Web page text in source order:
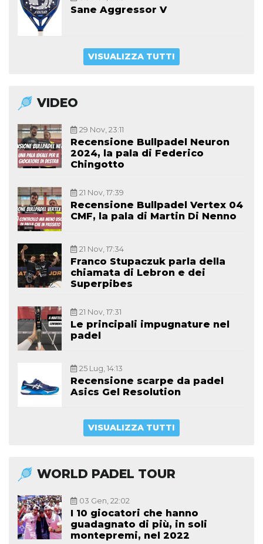
Sane Aggressor V
VISUALIZZA TUTTI
VIDEO
29 Nov, 23:11
Recensione Bullpadel Neuron
2024, la pala di Federico
Chingotto
21 Nov, 17:39
Recensione Bullpadel Vertex 04
CMF, la pala di Martin Di Nenno
21 Nov, 17:34
Franco Stupaczuk parla della
chiamata di Lebron e dei
Superpibes
21 Nov, 17:31
Le principali impugnature nel
padel
25 Lug, 14:13
Recensione scarpe da padel
Asics Gel Resolution
VISUALIZZA TUTTI
WORLD PADEL TOUR
03 Gen, 22:02
I 10 giocatori che hanno
guadagnato di più, in soli
montepremi, nel 2022